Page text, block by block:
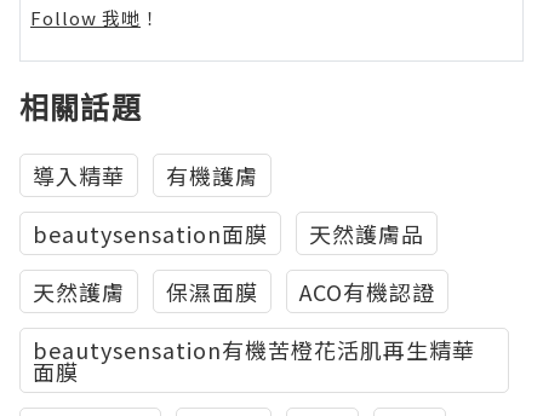
Follow 我哋 ！
相關話題
導入精華
有機護膚
beautysensation面膜
天然護膚品
天然護膚
保濕面膜
ACO有機認證
beautysensation有機苦橙花活肌再生精華
面膜